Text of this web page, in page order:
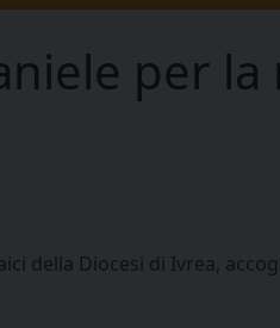
per
della Diocesi di Ivrea,